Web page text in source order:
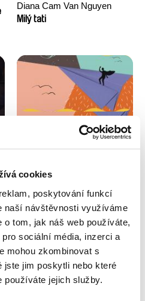
cookies
poskytování funkcí
naší návštěvnosti využíváme
o tom, jak náš web používáte,
sociální média, inzerci a
mohou zkombinovat s
jim poskytli nebo které
používáte jejich služby.
Diana Cam Van Nguyen
Milý tati
Laila Pakalniņa